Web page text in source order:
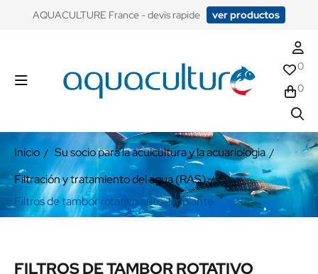
​AQUACULTURE France - devis rapide ver productos
0
0
Inicio
Su socio para la acuicultura y la acuariologia
Filtración y tratamiento del agua (RAS)
Filtros de tambor rotativo auto-limpiante
FILTROS DE TAMBOR ROTATIVO